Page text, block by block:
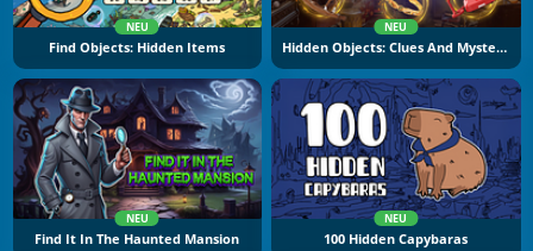
NEU
Find Objects: Hidden Items
NEU
Hidden Objects: Clues And Mysteries
NEU
Find It In The Haunted Mansion
NEU
100 Hidden Capybaras